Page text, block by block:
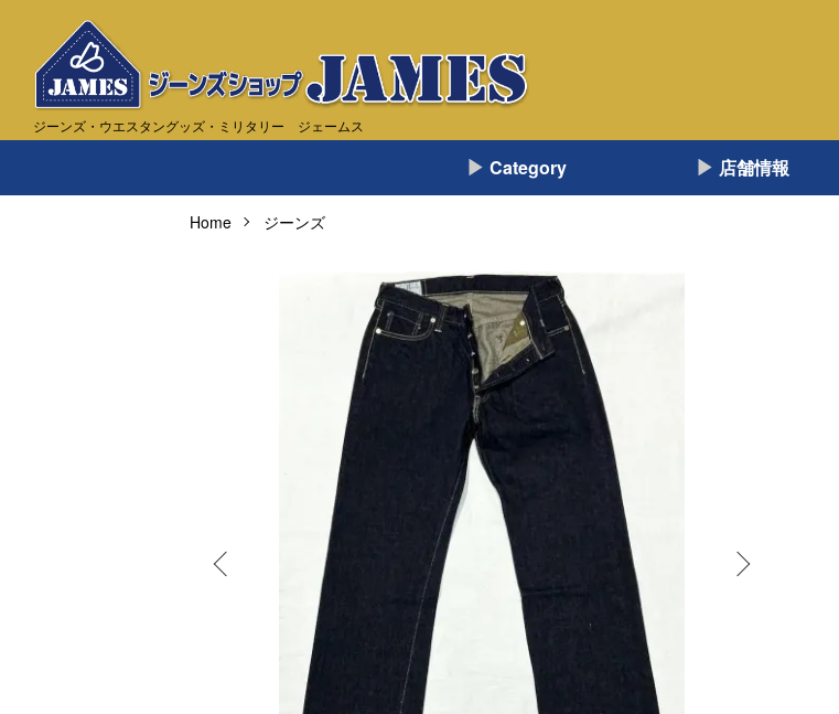
ジーンズ・ウエスタングッズ・ミリタリー ジェームス
Category 店舗情報
Home ジーンズ